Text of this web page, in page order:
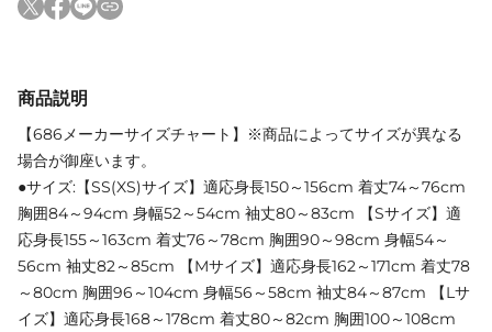
商品説明
【686メーカーサイズチャート】※商品によってサイズが異なる
場合が御座います。
●サイズ:【SS(XS)サイズ】適応身長150～156cm 着丈74～76cm
胸囲84～94cm 身幅52～54cm 袖丈80～83cm 【Sサイズ】適
応身長155～163cm 着丈76～78cm 胸囲90～98cm 身幅54～
56cm 袖丈82～85cm 【Mサイズ】適応身長162～171cm 着丈78
～80cm 胸囲96～104cm 身幅56～58cm 袖丈84～87cm 【Lサ
イズ】適応身長168～178cm 着丈80～82cm 胸囲100～108cm